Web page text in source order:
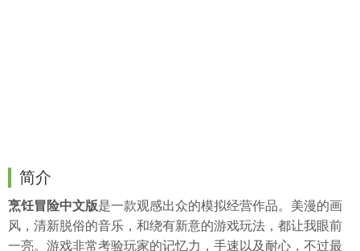
简介
烹饪冒险中文版是一款观感出众的模拟经营作品。美漫的画
风，清新脱俗的音乐，和绕有新意的游戏玩法，都让我眼前
一亮。游戏非常考验玩家的记忆力，手速以及耐心，不过最